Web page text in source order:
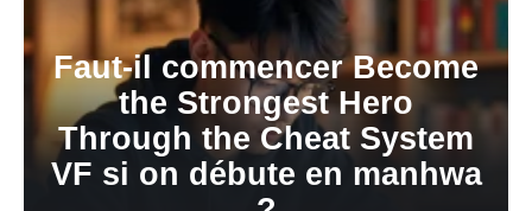
Faut-il commencer Become
the Strongest Hero
Through the Cheat System
VF si on débute en manhwa